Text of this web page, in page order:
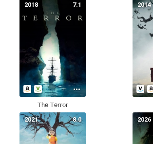
7.1
2018
The Terror
2014
8.0
2021 2026